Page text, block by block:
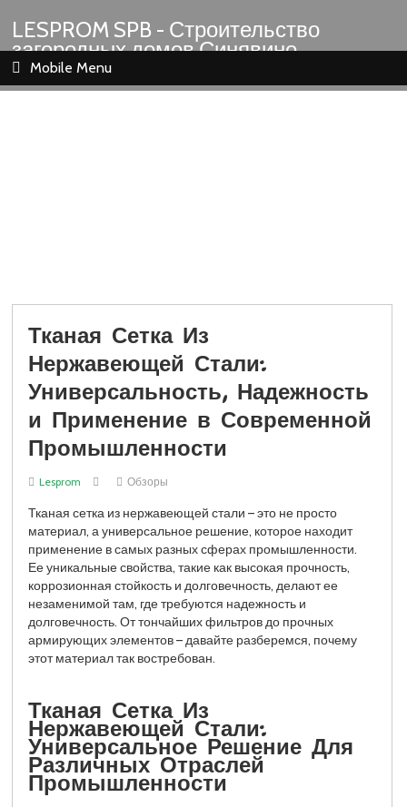
LESPROM SPB - Строительство
загородных домов Синявино
Шлиссельбург Кировск Назия
Mobile Menu
Тканая Сетка Из
Нержавеющей Стали:
Универсальность, Надежность
и Применение в Современной
Промышленности
Lesprom Обзоры
Тканая сетка из нержавеющей стали – это не просто
материал, а универсальное решение, которое находит
применение в самых разных сферах промышленности.
Ее уникальные свойства, такие как высокая прочность,
коррозионная стойкость и долговечность, делают ее
незаменимой там, где требуются надежность и
долговечность. От тончайших фильтров до прочных
армирующих элементов – давайте разберемся, почему
этот материал так востребован.
Тканая Сетка Из
Нержавеющей Стали:
Универсальное Решение Для
Различных Отраслей
Промышленности